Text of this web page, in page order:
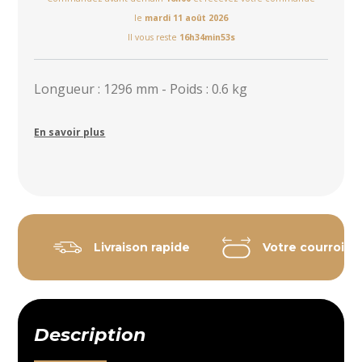
le mardi 11 août 2026
Il vous reste 16h34min53s
Longueur : 1296 mm - Poids : 0.6 kg
En savoir plus
Livraison rapide Votre courroie
Description